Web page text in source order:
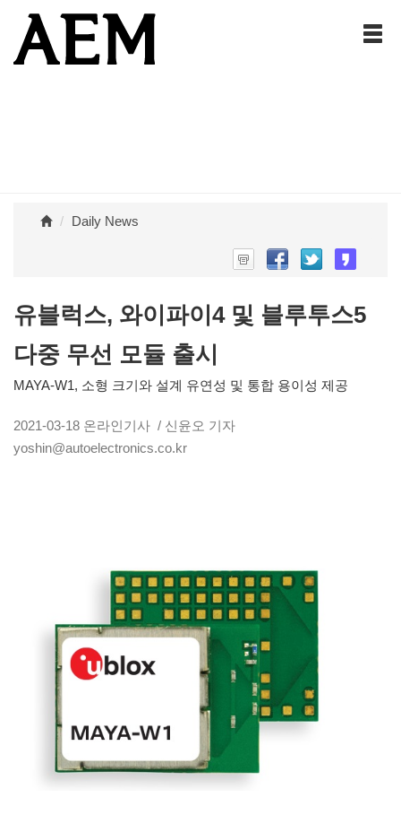
Daily News
유블럭스, 와이파이4 및 블루투스5
다중 무선 모듈 출시
MAYA-W1, 소형 크기와 설계 유연성 및 통합 용이성 제공
2021-03-18 온라인기사 / 신윤오 기자
yoshin@autoelectronics.co.kr